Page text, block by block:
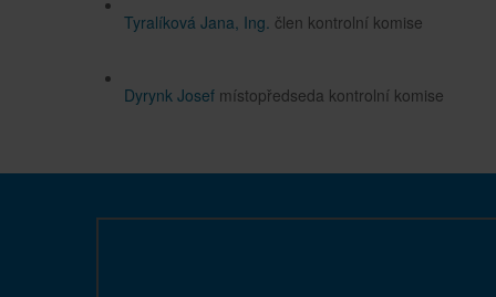
Tyralíková Jana, Ing. člen kontrolní komise
Dyrynk Josef místopředseda kontrolní komise